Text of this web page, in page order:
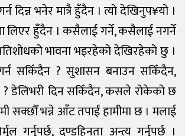
गर्न दिन्न भनेर मात्रै हुँदैन । त्यो देखिनुप¥यो ।
लिएर हुँदैन । कसैलाई गर्ने, कसैलाई नगर्ने
भावना भइरहेको देखिरहेको छु ।
सकिँदैन ? सुशासन बनाउन सकिँदैन,
डेलिभरी दिन सकिँदैन, कसले रोकेको छ
सक्छौँ भन्ने आँट तपाईं हामीमा छ । मलाई
गर्नुपर्छ, दण्डहिनता अन्त्य गर्नुपर्छ ।